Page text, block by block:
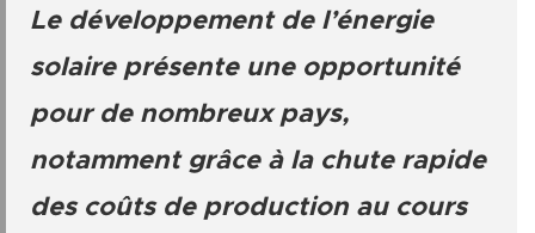
Le développement de l’énergie
solaire présente une opportunité
pour de nombreux pays,
notamment grâce à la chute rapide
des coûts de production au cours